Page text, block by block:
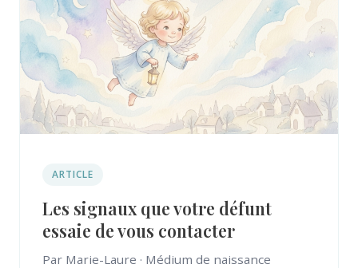
ARTICLE
Les signaux que votre défunt
essaie de vous contacter
Par Marie-Laure · Médium de naissance